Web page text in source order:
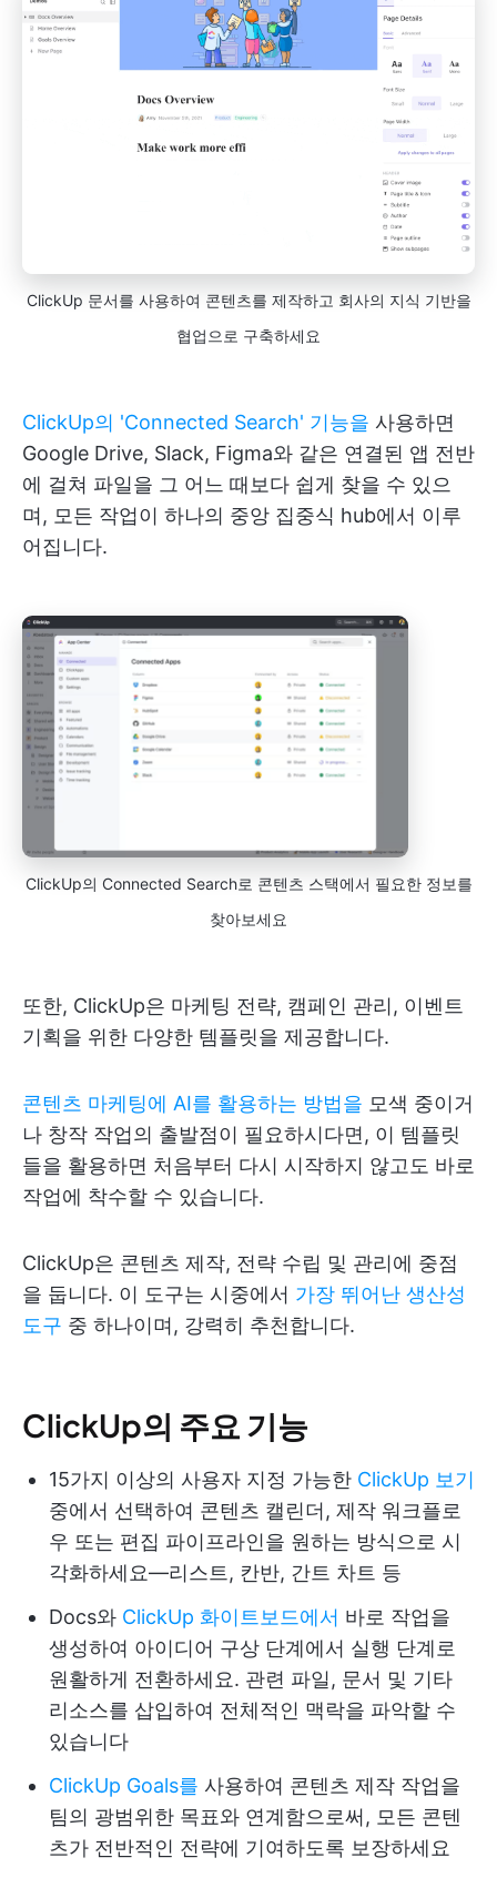
ClickUp 문서를 사용하여 콘텐츠를 제작하고 회사의 지식 기반을
협업으로 구축하세요
ClickUp의 'Connected Search' 기능을 사용하면
Google Drive, Slack, Figma와 같은 연결된 앱 전반
에 걸쳐 파일을 그 어느 때보다 쉽게 찾을 수 있으
며, 모든 작업이 하나의 중앙 집중식 hub에서 이루
어집니다.
ClickUp의 Connected Search로 콘텐츠 스택에서 필요한 정보를
찾아보세요
또한, ClickUp은 마케팅 전략, 캠페인 관리, 이벤트
기획을 위한 다양한 템플릿을 제공합니다.
콘텐츠 마케팅에 AI를 활용하는 방법을 모색 중이거
나 창작 작업의 출발점이 필요하시다면, 이 템플릿
들을 활용하면 처음부터 다시 시작하지 않고도 바로
작업에 착수할 수 있습니다.
ClickUp은 콘텐츠 제작, 전략 수립 및 관리에 중점
을 둡니다. 이 도구는 시중에서 가장 뛰어난 생산성
도구 중 하나이며, 강력히 추천합니다.
ClickUp의 주요 기능
15가지 이상의 사용자 지정 가능한 ClickUp 보기
중에서 선택하여 콘텐츠 캘린더, 제작 워크플로
우 또는 편집 파이프라인을 원하는 방식으로 시
각화하세요—리스트, 칸반, 간트 차트 등
Docs와 ClickUp 화이트보드에서 바로 작업을
생성하여 아이디어 구상 단계에서 실행 단계로
원활하게 전환하세요. 관련 파일, 문서 및 기타
리소스를 삽입하여 전체적인 맥락을 파악할 수
있습니다
ClickUp Goals를 사용하여 콘텐츠 제작 작업을
팀의 광범위한 목표와 연계함으로써, 모든 콘텐
츠가 전반적인 전략에 기여하도록 보장하세요